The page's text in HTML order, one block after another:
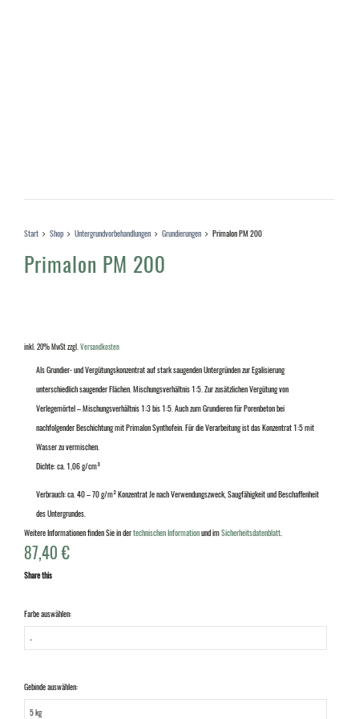
Start Shop Untergrundvorbehandlungen Grundierungen Primalon PM 200
Primalon PM 200
inkl. 20% MwStzzgl.Versandkosten
Als Grundier- und Vergütungskonzentrat auf stark saugenden Untergründen zur Egalisierung
unterschiedlich saugender Flächen. Mischungsverhältnis 1:5. Zur zusätzlichen Vergütung von
Verlegemörtel – Mischungsverhältnis 1:3 bis 1:5. Auch zum Grundieren für Porenbeton bei
nachfolgender Beschichtung mit Primalon Synthofein. Für die Verarbeitung ist das Konzentrat 1:5 mit
Wasser zu vermischen.
Dichte: ca. 1,06 g/cm³
Verbrauch: ca. 40 – 70 g/m² Konzentrat Je nach Verwendungszweck, Saugfähigkeit und Beschaffenheit
des Untergrundes.
Weitere Informationen finden Sie in dertechnischen Informationund imSicherheitsdatenblatt.
87,40€
Farbe auswählen:
Gebinde auswählen:
Share this